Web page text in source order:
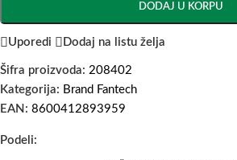
DODAJ U KORPU
Uporedi Dodaj na listu želja
Šifra proizvoda: 208402
Kategorija: Brand Fantech
EAN: 8600412893959
Podeli: